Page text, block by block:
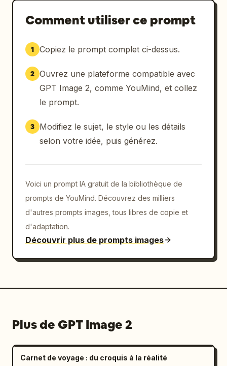
Comment utiliser ce prompt
1 Copiez le prompt complet ci-dessus.
2 Ouvrez une plateforme compatible avec
GPT Image 2, comme YouMind, et collez
le prompt.
3
Modifiez le sujet, le style ou les détails
selon votre idée, puis générez.
Voici un prompt IA gratuit de la bibliothèque de
prompts de YouMind. Découvrez des milliers
d'autres prompts images, tous libres de copie et
d'adaptation.
Découvrir plus de prompts images
Plus de GPT Image 2
Carnet de voyage : du croquis à la réalité